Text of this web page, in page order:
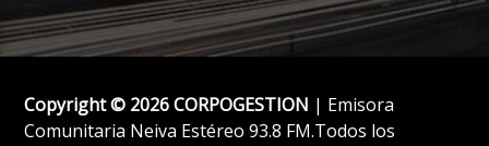
Copyright © 2026 CORPOGESTION | Emisora
Comunitaria Neiva Estéreo 93.8 FM.Todos los